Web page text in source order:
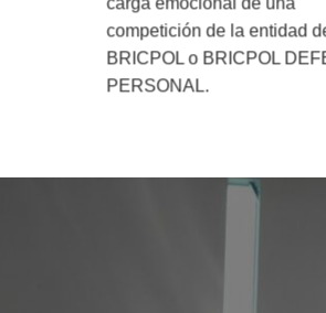
competición de la entidad
BRICPOL o BRICPOL
PERSONAL.